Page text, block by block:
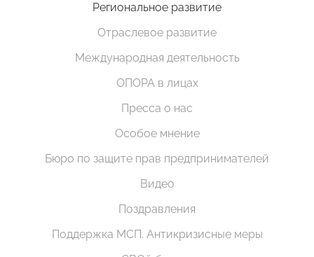
Региональное развитие
Отраслевое развитие
Международная деятельность
ОПОРА в лицах
Пресса о нас
Особое мнение
Бюро по защите прав предпринимателей
Видео
Поздравления
Поддержка МСП. Антикризисные меры